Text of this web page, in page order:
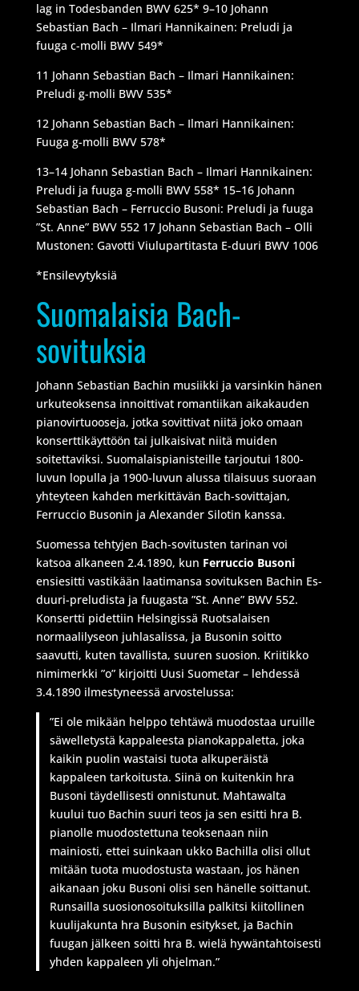
lag in Todesbanden BWV 625* 9–10 Johann
Sebastian Bach – Ilmari Hannikainen: Preludi ja
fuuga c-molli BWV 549*
11 Johann Sebastian Bach – Ilmari Hannikainen:
Preludi g-molli BWV 535*
12 Johann Sebastian Bach – Ilmari Hannikainen:
Fuuga g-molli BWV 578*
13–14 Johann Sebastian Bach – Ilmari Hannikainen:
Preludi ja fuuga g-molli BWV 558* 15–16 Johann
Sebastian Bach – Ferruccio Busoni: Preludi ja fuuga
”St. Anne” BWV 552 17 Johann Sebastian Bach – Olli
Mustonen: Gavotti Viulupartitasta E-duuri BWV 1006
*Ensilevytyksiä
Suomalaisia Bach-
sovituksia
Johann Sebastian Bachin musiikki ja varsinkin hänen
urkuteoksensa innoittivat romantiikan aikakauden
pianovirtuooseja, jotka sovittivat niitä joko omaan
konserttikäyttöön tai julkaisivat niitä muiden
soitettaviksi. Suomalaispianisteille tarjoutui 1800-
luvun lopulla ja 1900-luvun alussa tilaisuus suoraan
yhteyteen kahden merkittävän Bach-sovittajan,
Ferruccio Busonin ja Alexander Silotin kanssa.
Suomessa tehtyjen Bach-sovitusten tarinan voi
katsoa alkaneen 2.4.1890, kun Ferruccio Busoni
ensiesitti vastikään laatimansa sovituksen Bachin Es-
duuri-preludista ja fuugasta ”St. Anne” BWV 552.
Konsertti pidettiin Helsingissä Ruotsalaisen
normaalilyseon juhlasalissa, ja Busonin soitto
saavutti, kuten tavallista, suuren suosion. Kriitikko
nimimerkki ”o” kirjoitti Uusi Suometar – lehdessä
3.4.1890 ilmestyneessä arvostelussa:
”Ei ole mikään helppo tehtäwä muodostaa uruille
säwelletystä kappaleesta pianokappaletta, joka
kaikin puolin wastaisi tuota alkuperäistä
kappaleen tarkoitusta. Siinä on kuitenkin hra
Busoni täydellisesti onnistunut. Mahtawalta
kuului tuo Bachin suuri teos ja sen esitti hra B.
pianolle muodostettuna teoksenaan niin
mainiosti, ettei suinkaan ukko Bachilla olisi ollut
mitään tuota muodostusta wastaan, jos hänen
aikanaan joku Busoni olisi sen hänelle soittanut.
Runsailla suosionosoituksilla palkitsi kiitollinen
kuulijakunta hra Busonin esitykset, ja Bachin
fuugan jälkeen soitti hra B. wielä hywäntahtoisesti
yhden kappaleen yli ohjelman.”